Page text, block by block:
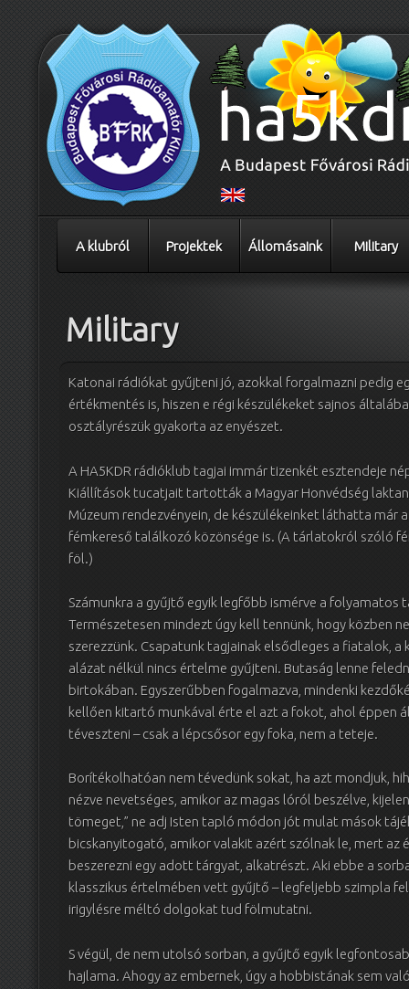
A klubról Projektek Állomásaink Military
Military
Katonai rádiókat gyűjteni jó, azokkal forgalmazni pedig
értékmentés is, hiszen e régi készülékeket sajnos
osztályrészük gyakorta az enyészet.
A HA5KDR rádióklub tagjai immár tizenkét esztendeje
Kiállítások tucatjait tartották a Magyar Honvédség
Múzeum rendezvényein, de készülékeinket láthatta már
fémkereső találkozó közönsége is. (A tárlatokról szóló
föl.)
Számunkra a gyűjtő egyik legfőbb ismérve a folyamatos
Természetesen mindezt úgy kell tennünk, hogy közben
szerezzünk. Csapatunk tagjainak elsődleges a fiatalok,
alázat nélkül nincs értelme gyűjteni. Butaság lenne
birtokában. Egyszerűbben fogalmazva, mindenki
kellően kitartó munkával érte el azt a fokot, ahol éppen
téveszteni – csak a lépcsősor egy foka, nem a teteje.
Borítékolhatóan nem tévedünk sokat, ha azt mondjuk,
nézve nevetséges, amikor az magas lóról beszélve,
tömeget,” ne adj Isten tapló módon jót mulat mások
bicskanyitogató, amikor valakit azért szólnak le, mert az
beszerezni egy adott tárgyat, alkatrészt. Aki ebbe a
klasszikus értelmében vett gyűjtő – legfeljebb szimpla
irigylésre méltó dolgokat tud fölmutatni.
S végül, de nem utolsó sorban, a gyűjtő egyik
hajlama. Ahogy az embernek, úgy a hobbistának sem